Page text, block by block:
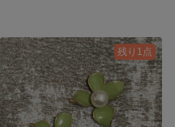
残り1点